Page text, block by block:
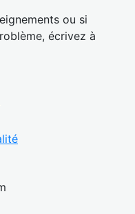
ou si
écrivez à